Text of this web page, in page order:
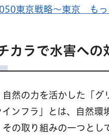
東京戦略～東京 もっ
カラで水害への
然の力を活かした「グ
インフラ」とは、自然
その取り組みの一つとし